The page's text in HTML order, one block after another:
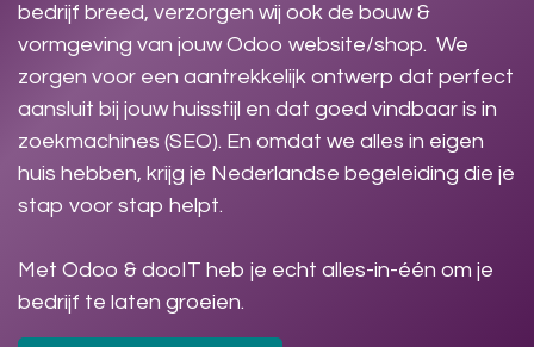
bedrijf breed, verzorgen wij ook de bouw &
vormgeving van jouw Odoo website/shop. We
zorgen voor een aantrekkelijk ontwerp dat perfect
aansluit bij jouw huisstijl en dat goed vindbaar is in
zoekmachines (SEO). En omdat we alles in eigen
huis hebben, krijg je Nederlandse begeleiding die je
stap voor stap helpt.
Met Odoo & dooIT heb je echt alles-in-één om je
bedrijf te laten groeien.